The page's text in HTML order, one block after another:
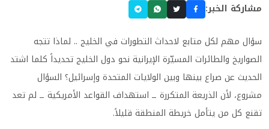
مشاركة الخبر:
سؤال مهم لكل متابع لاحداث التطورات في الخليج .. لماذا تتجه
الصواريخ والطائرات المسيّرة الإيرانية نحو دول الخليج تحديداً كلما اشتد
الحديث عن صراع بينها وبين الولايات المتحدة وإسرائيل؟ السؤال
مشروع، لأن الذريعة المتكررة ــ استهداف القواعد الأمريكية ــ لم تعد
تقنع كل من يتأمل خريطة المنطقة قليلاً.